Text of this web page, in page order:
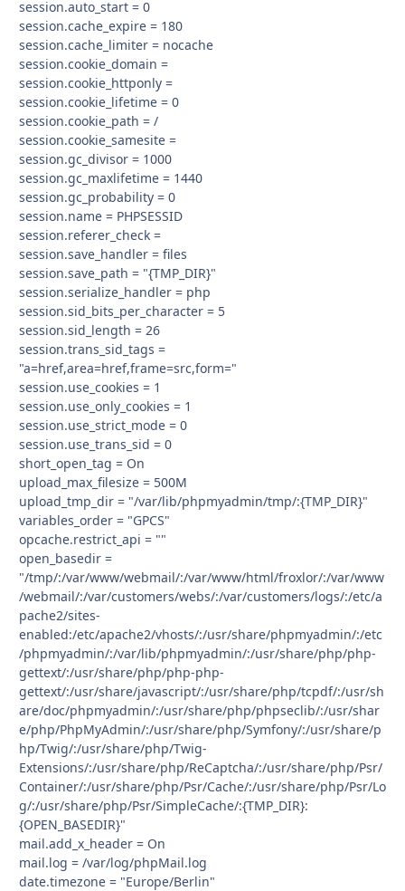
session.auto_start = 0
session.cache_expire = 180
session.cache_limiter = nocache
session.cookie_domain =
session.cookie_httponly =
session.cookie_lifetime = 0
session.cookie_path = /
session.cookie_samesite =
session.gc_divisor = 1000
session.gc_maxlifetime = 1440
session.gc_probability = 0
session.name = PHPSESSID
session.referer_check =
session.save_handler = files
session.save_path = "{TMP_DIR}"
session.serialize_handler = php
session.sid_bits_per_character = 5
session.sid_length = 26
session.trans_sid_tags =
"a=href,area=href,frame=src,form="
session.use_cookies = 1
session.use_only_cookies = 1
session.use_strict_mode = 0
session.use_trans_sid = 0
short_open_tag = On
upload_max_filesize = 500M
upload_tmp_dir = "/var/lib/phpmyadmin/tmp/:{TMP_DIR}"
variables_order = "GPCS"
opcache.restrict_api = ""
open_basedir =
"/tmp/:/var/www/webmail/:/var/www/html/froxlor/:/var/www
/webmail/:/var/customers/webs/:/var/customers/logs/:/etc/a
pache2/sites-
enabled:/etc/apache2/vhosts/:/usr/share/phpmyadmin/:/etc
/phpmyadmin/:/var/lib/phpmyadmin/:/usr/share/php/php-
gettext/:/usr/share/php/php-php-
gettext/:/usr/share/javascript/:/usr/share/php/tcpdf/:/usr/sh
are/doc/phpmyadmin/:/usr/share/php/phpseclib/:/usr/shar
e/php/PhpMyAdmin/:/usr/share/php/Symfony/:/usr/share/p
hp/Twig/:/usr/share/php/Twig-
Extensions/:/usr/share/php/ReCaptcha/:/usr/share/php/Psr/
Container/:/usr/share/php/Psr/Cache/:/usr/share/php/Psr/Lo
g/:/usr/share/php/Psr/SimpleCache/:{TMP_DIR}:
{OPEN_BASEDIR}"
mail.add_x_header = On
mail.log = /var/log/phpMail.log
date.timezone = "Europe/Berlin"